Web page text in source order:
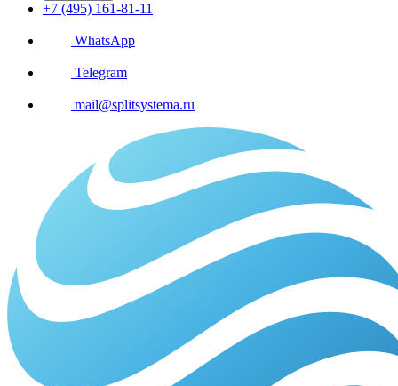
+7 (495) 161-81-11
WhatsApp
Telegram
mail@splitsystema.ru